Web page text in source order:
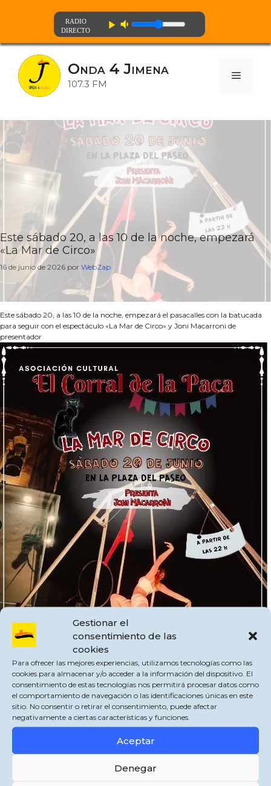
Gestionar el
consentimiento de las
cookies
Para ofrecer las mejores experiencias, utilizamos tecnologías como las
cookies para almacenar y/o acceder a la información del dispositivo. El
consentimiento de estas tecnologías nos permitirá procesar datos como
el comportamiento de navegación o las identificaciones únicas en este
sitio. No consentir o retirar el consentimiento, puede afectar
negativamente a ciertas características y funciones.
Aceptar
Denegar
Saltar
contenido
play_arrow volume_down
Onda 4 Jimena
107.3 FM
Menú
Este sábado 20, a las 10 de la noche, empezará
«La Mar de Circo»
16 de junio de 2026 por WebZap
Este sábado 20, a las 10 de la noche, empezará el pasacalles con la batucada
para seguir con el espectáculo «La Mar de Circo» y Joni Macarroni de
presentador
¡¡No os lo podéis perder!!
En la Plaza del Paseo en JIMENA DE LA FRA.